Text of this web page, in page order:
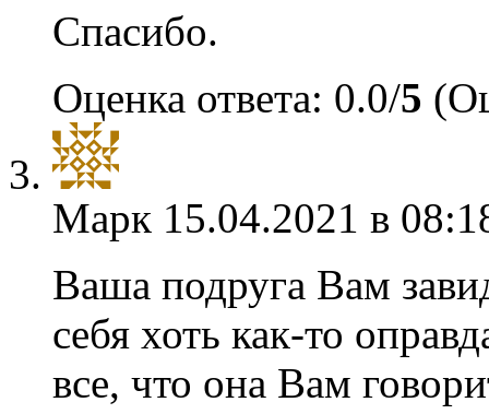
Спасибо.
Оценка ответа: 0.0/5
Марк 15.04.2021 в
Ваша подруга Вам
себя хоть как-то
все, что она Вам